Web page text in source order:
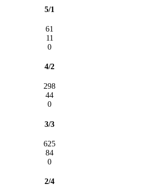
5/1
61
11
0
4/2
298
44
0
3/3
625
84
0
2/4